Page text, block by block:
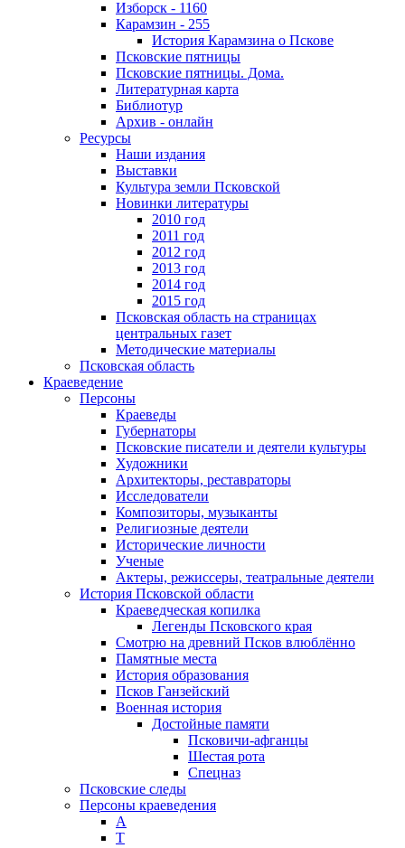
Изборск - 1160
Карамзин - 255
История Карамзина о Пскове
Псковские пятницы
Псковские пятницы. Дома.
Литературная карта
Библиотур
Архив - онлайн
Ресурсы
Наши издания
Выставки
Культура земли Псковской
Новинки литературы
2010 год
2011 год
2012 год
2013 год
2014 год
2015 год
Псковская область на страницах
центральных газет
Методические материалы
Псковская область
Краеведение
Персоны
Краеведы
Губернаторы
Псковские писатели и деятели культуры
Художники
Архитекторы, реставраторы
Исследователи
Композиторы, музыканты
Религиозные деятели
Исторические личности
Ученые
Актеры, режиссеры, театральные деятели
История Псковской области
Краеведческая копилка
Легенды Псковского края
Смотрю на древний Псков влюблённо
Памятные места
История образования
Псков Ганзейский
Военная история
Достойные памяти
Псковичи-афганцы
Шестая рота
Спецназ
Псковские следы
Персоны краеведения
А
T